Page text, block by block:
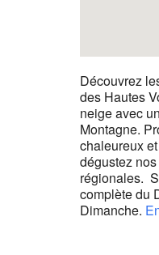
Découvrez
des Hautes
neige avec
Montagne.
chaleureux
dégustez
régionales.
complète du
Dimanche.